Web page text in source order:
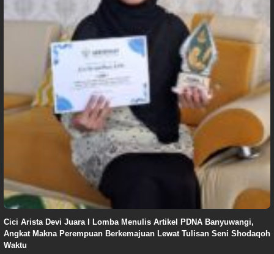
Cici Arista Devi Juara I Lomba Menulis Artikel PDNA Banyuwangi,
Angkat Makna Perempuan Berkemajuan Lewat Tulisan Seni Shodaqoh
Waktu